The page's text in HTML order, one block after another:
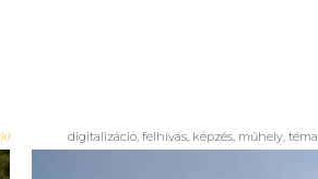
digitalizáció, felhívás, képzés, műhely, téma